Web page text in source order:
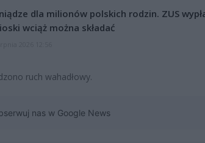
dla milionów polskich rodzin. ZUS
wciąż można składać
ruch wahadłowy.
nas w Google News